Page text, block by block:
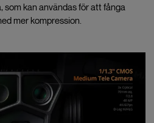
som kan användas för att fånga
mer kompression.